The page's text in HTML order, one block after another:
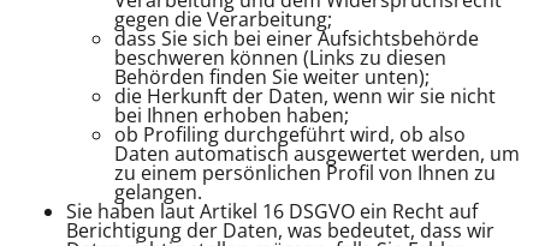
gegen die Verarbeitung;
dass Sie sich bei einer Aufsichtsbehörde
beschweren können (Links zu diesen
Behörden finden Sie weiter unten);
die Herkunft der Daten, wenn wir sie nicht
bei Ihnen erhoben haben;
ob Profiling durchgeführt wird, ob also
Daten automatisch ausgewertet werden, um
zu einem persönlichen Profil von Ihnen zu
gelangen.
Sie haben laut Artikel 16 DSGVO ein Recht auf
Berichtigung der Daten, was bedeutet, dass wir